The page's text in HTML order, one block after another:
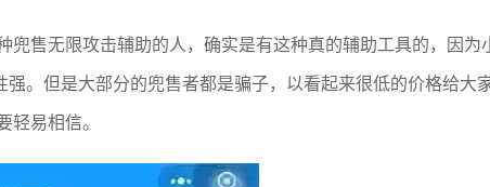
兜售无限攻击辅助的人，确实是有这种真的辅助工具的，因为
。但是大部分的兜售者都是骗子，以看起来很低的价格给大
易相信。